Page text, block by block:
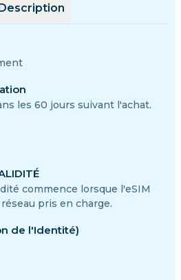
les 60 jours suivant l'achat.
commence lorsque l'eSIM
pris en charge.
de l'Identité)